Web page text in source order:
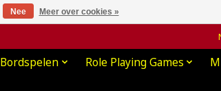
Bordspelen Role Playing Games
Nee Meer over cookies »